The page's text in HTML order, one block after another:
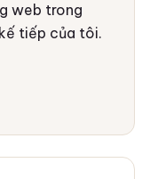
web trong
tiếp của tôi.